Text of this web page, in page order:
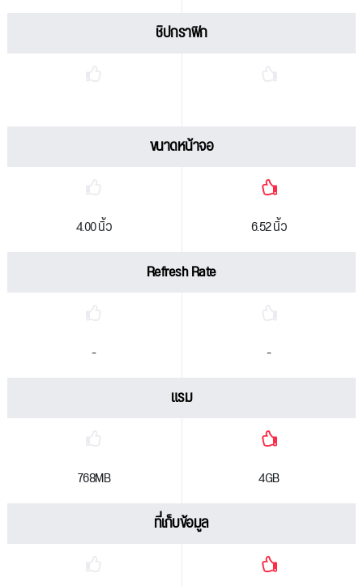
ชิปกราฟิก
ขนาดหน้าจอ
4.00 นิ้ว 6.52 นิ้ว
Refresh Rate
- -
แรม
768MB 4GB
ที่เก็บข้อมูล